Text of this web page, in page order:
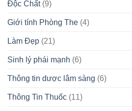
Độc Chất(9)
Giới tính Phòng The (4)
Làm Đẹp (21)
Sinh lý phái mạnh (6)
Thông tin dược lâm sàng (6)
Thông Tin Thuốc (11)